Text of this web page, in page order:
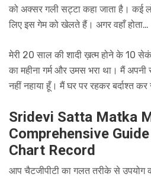
को अक्सर गली सट्टा कहा जाता है। कई
लिए इस गेम को खेलते हैं। अगर वहाँ होता…
मेरी 20 साल की शादी ख़त्म होने के 10
का महीना गर्म और उमस भरा था। मैं
नहीं नहाया हूँ। मैं घर पर रहकर बर्दाश्त
Sridevi Satta Matka
Comprehensive
Chart Record
आप चैटजीपीटी का गलत तरीके से उपयोग